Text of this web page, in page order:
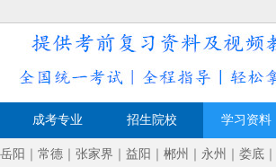
成考专业 招生院校 学习资料
岳阳 常德 张家界 益阳 郴州 永州 娄底